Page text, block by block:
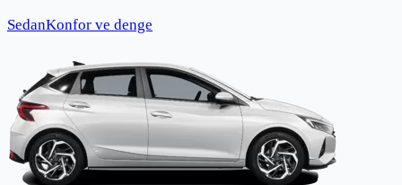
SedanKonfor ve denge